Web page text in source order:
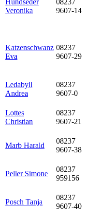
Hundseder
Veronika
08237
9607-14
Katzenschwanz
Eva
08237
9607-29
Ledabyll
Andrea
08237
9607-0
Lottes
Christian
08237
9607-21
Marb Harald
08237
9607-38
Peller Simone
08237
959156
Posch Tanja
08237
9607-40